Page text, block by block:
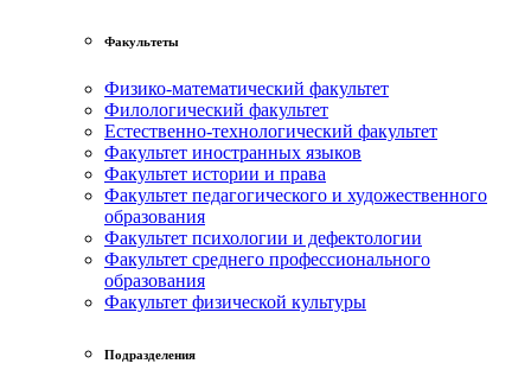
Факультеты
Физико-математический факультет
Филологический факультет
Естественно-технологический факультет
Факультет иностранных языков
Факультет истории и права
Факультет педагогического и художественного
образования
Факультет психологии и дефектологии
Факультет среднего профессионального
образования
Факультет физической культуры
Подразделения